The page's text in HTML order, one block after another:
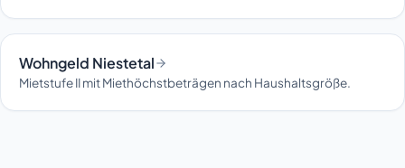
Wohngeld Niestetal
Mietstufe II mit Miethöchstbeträgen nach Haushaltsgröße.